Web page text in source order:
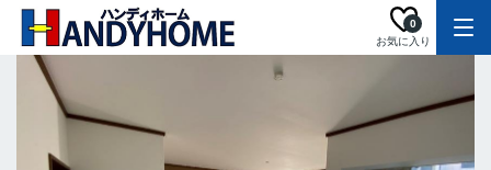
お気に入り
0